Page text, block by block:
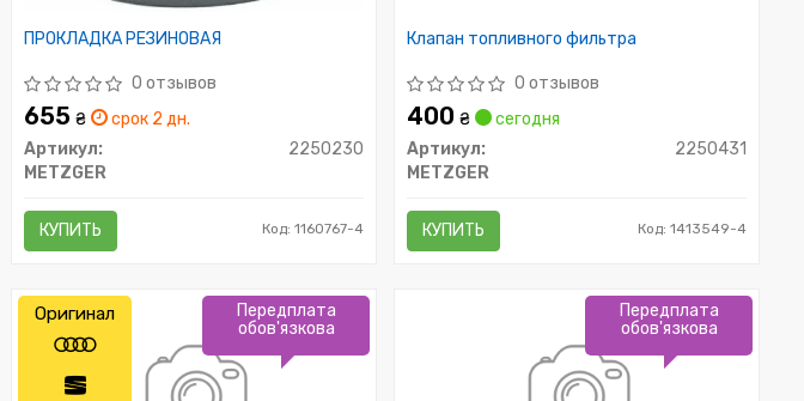
ПРОКЛАДКА РЕЗИНОВАЯ
0 отзывов
655₴
срок 2 дн.
Артикул:
2250230
METZGER
КУПИТЬ Код: 1160767-4
Клапан топливного фильтра
0 отзывов
400₴
сегодня
Артикул:
2250431
METZGER
КУПИТЬ Код: 1413549-4
Передплата
обов'язкова
Оригинал
Передплата
обов'язкова